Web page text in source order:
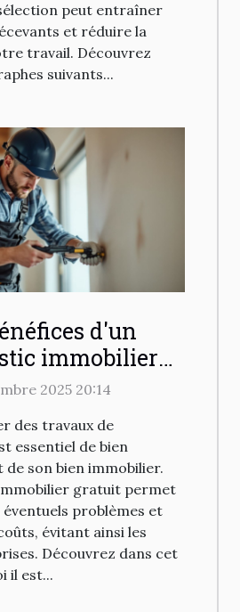
peut entraîner
et réduire la
travail. Découvrez
suivants...
d'un
immobilier
rénovation
2025 20:14
des travaux de
essentiel de bien
de son bien immobilier.
gratuit permet
problèmes et
évitant ainsi les
Découvrez dans cet
il est...